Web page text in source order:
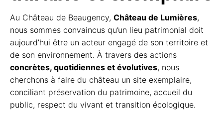
Au Château de Beaugency, Château de Lumières,
nous sommes convaincus qu’un lieu patrimonial doit
aujourd’hui être un acteur engagé de son territoire et
de son environnement. À travers des actions
concrètes, quotidiennes et évolutives, nous
cherchons à faire du château un site exemplaire,
conciliant préservation du patrimoine, accueil du
public, respect du vivant et transition écologique.